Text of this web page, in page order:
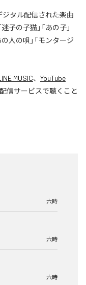
ジタル配信された楽曲
子の子猫」「あの子」
の人の唄」「モンタージ
MUSIC、 YouTube
信サービスで聴くこと
六時
六時
六時